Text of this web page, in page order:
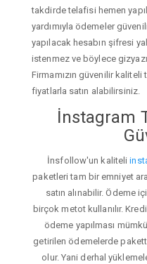
takdirde telafisi hemen
yardımıyla ödemeler
yapılacak hesabın şifresi
istenmez ve böylece
Firmamızın güvenilir
fiyatlarla satın alabilirsiniz.
İnstagram
İnsfollow'un kaliteli
paketleri tam bir emniyet
satın alınabilir. Ödeme
birçok metot kullanılır.
ödeme yapılması
getirilen ödemelerde
olur. Yani derhal